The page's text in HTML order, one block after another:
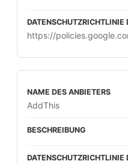
https://
AddThis